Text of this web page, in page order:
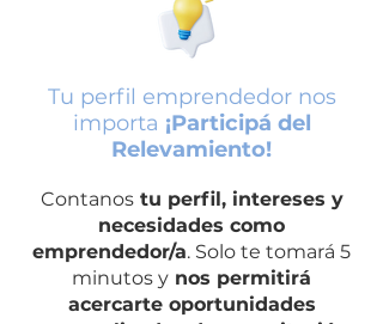
Tu perfil emprendedor nos
importa ¡Participá del
Relevamiento!
Contanostu perfil, intereses y
necesidades como
emprendedor/a. Solo te tomará 5
minutos y nos permitirá
acercarte oportunidades